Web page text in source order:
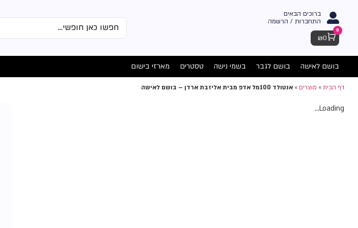
ברוכים הבאים
התחברות / הרשמה
Cart
0
₪0
בושם לאישה בושם לגבר בשמי נישה טסטרים מארזי בישום
דף הבית» מוצרים» אנטולד 100מל אדפ מבית אליזבת ארדן – בושם לאישה
Loading...